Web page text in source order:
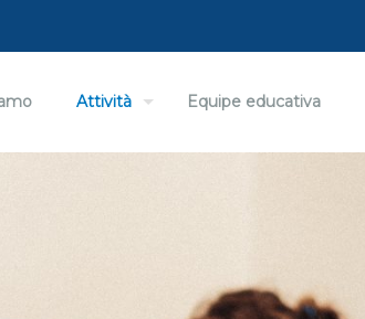
Attività Equipe educativa